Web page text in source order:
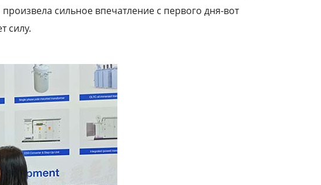
сильное впечатление с первого дня-вот
силу.